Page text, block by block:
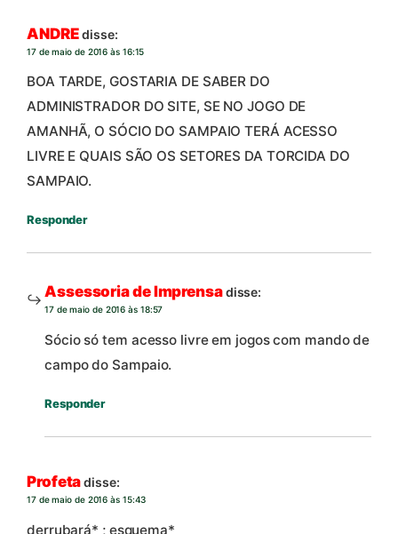
ANDRE disse:
17 de maio de 2016 às 16:15
BOA TARDE, GOSTARIA DE SABER DO
ADMINISTRADOR DO SITE, SE NO JOGO DE
AMANHÃ, O SÓCIO DO SAMPAIO TERÁ ACESSO
LIVRE E QUAIS SÃO OS SETORES DA TORCIDA DO
SAMPAIO.
Responder
Assessoria de Imprensadisse:
17 de maio de 2016 às 18:57
Sócio só tem acesso livre em jogos com mando de
campo do Sampaio.
Responder
Profetadisse:
17 de maio de 2016 às 15:43
derrubará* ; esquema*